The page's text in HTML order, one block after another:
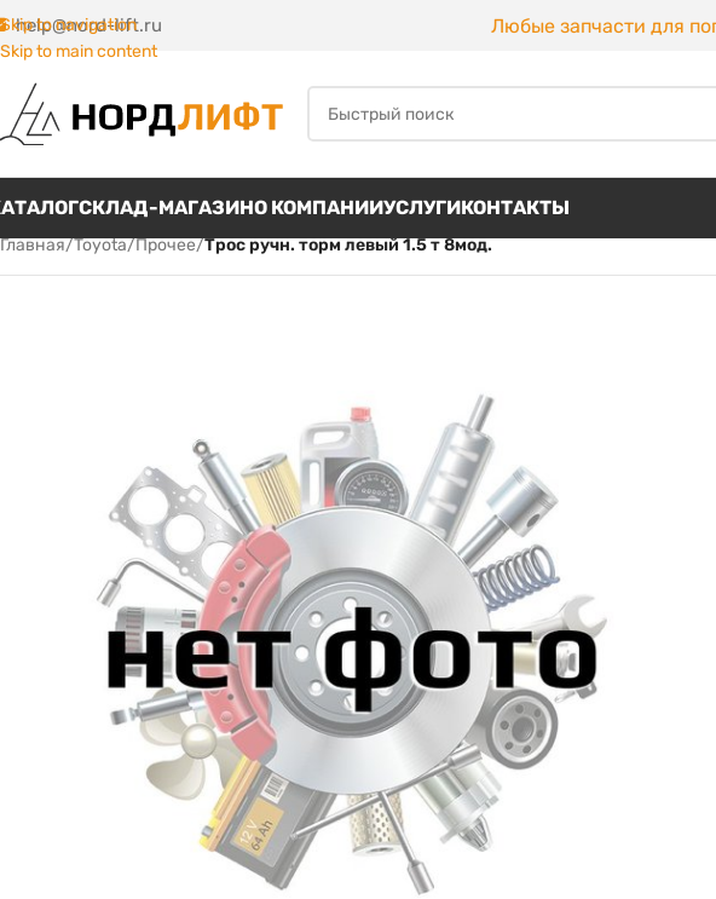
Skip to navigation
Skip to main content
help@nord-lift.ru Любые запчасти для
СКЛАД-МАГАЗИНО КОМПАНИИУСЛУГИКОНТАКТЫ
Главная/Toyota/Прочее/Трос ручн. торм левый 1.5 т 8мод.